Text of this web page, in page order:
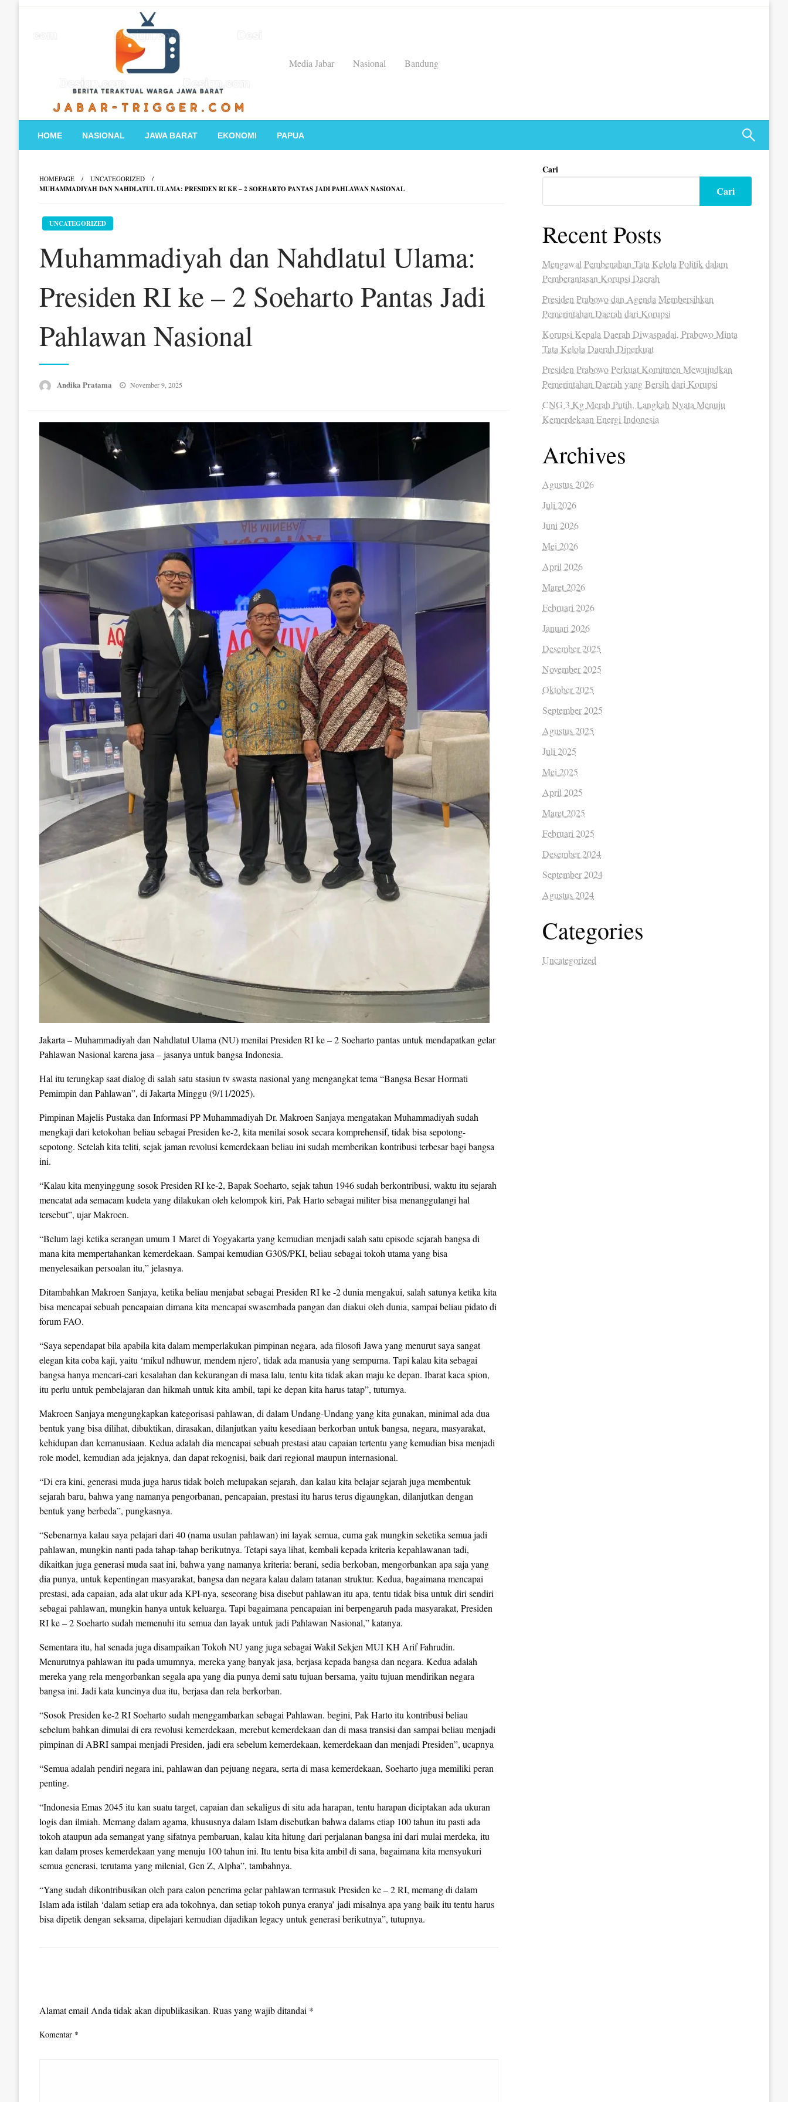
Media Jabar
Nasional Bandung
HOME NASIONAL JAWA BARAT EKONOMI PAPUA
HOMEPAGE UNCATEGORIZED
MUHAMMADIYAH DAN NAHDLATUL ULAMA: PRESIDEN RI KE – 2 SOEHARTO PANTAS JADI PAHLAWAN NASIONAL
UNCATEGORIZED
Muhammadiyah dan Nahdlatul Ulama:
Presiden RI ke – 2 Soeharto Pantas Jadi
Pahlawan Nasional
Andika Pratama
Posted
November 9, 2025
Jakarta – Muhammadiyah dan Nahdlatul Ulama (NU) menilai Presiden RI ke – 2 Soeharto pantas untuk mendapatkan gelar
Pahlawan Nasional karena jasa – jasanya untuk bangsa Indonesia.
Hal itu terungkap saat dialog di salah satu stasiun tv swasta nasional yang mengangkat tema “Bangsa Besar Hormati
Pemimpin dan Pahlawan”, di Jakarta Minggu (9/11/2025).
Pimpinan Majelis Pustaka dan Informasi PP Muhammadiyah Dr. Makroen Sanjaya mengatakan Muhammadiyah sudah
mengkaji dari ketokohan beliau sebagai Presiden ke-2, kita menilai sosok secara komprehensif, tidak bisa sepotong-
sepotong. Setelah kita teliti, sejak jaman revolusi kemerdekaan beliau ini sudah memberikan kontribusi terbesar bagi bangsa
ini.
“Kalau kita menyinggung sosok Presiden RI ke-2, Bapak Soeharto, sejak tahun 1946 sudah berkontribusi, waktu itu sejarah
mencatat ada semacam kudeta yang dilakukan oleh kelompok kiri, Pak Harto sebagai militer bisa menanggulangi hal
tersebut”, ujar Makroen.
“Belum lagi ketika serangan umum 1 Maret di Yogyakarta yang kemudian menjadi salah satu episode sejarah bangsa di
mana kita mempertahankan kemerdekaan. Sampai kemudian G30S/PKI, beliau sebagai tokoh utama yang bisa
menyelesaikan persoalan itu,” jelasnya.
Ditambahkan Makroen Sanjaya, ketika beliau menjabat sebagai Presiden RI ke -2 dunia mengakui, salah satunya ketika kita
bisa mencapai sebuah pencapaian dimana kita mencapai swasembada pangan dan diakui oleh dunia, sampai beliau pidato di
forum FAO.
“Saya sependapat bila apabila kita dalam memperlakukan pimpinan negara, ada filosofi Jawa yang menurut saya sangat
elegan kita coba kaji, yaitu ‘mikul ndhuwur, mendem njero’, tidak ada manusia yang sempurna. Tapi kalau kita sebagai
bangsa hanya mencari-cari kesalahan dan kekurangan di masa lalu, tentu kita tidak akan maju ke depan. Ibarat kaca spion,
itu perlu untuk pembelajaran dan hikmah untuk kita ambil, tapi ke depan kita harus tatap”, tuturnya.
Makroen Sanjaya mengungkapkan kategorisasi pahlawan, di dalam Undang-Undang yang kita gunakan, minimal ada dua
bentuk yang bisa dilihat, dibuktikan, dirasakan, dilanjutkan yaitu kesediaan berkorban untuk bangsa, negara, masyarakat,
kehidupan dan kemanusiaan. Kedua adalah dia mencapai sebuah prestasi atau capaian tertentu yang kemudian bisa menjadi
role model, kemudian ada jejaknya, dan dapat rekognisi, baik dari regional maupun internasional.
“Di era kini, generasi muda juga harus tidak boleh melupakan sejarah, dan kalau kita belajar sejarah juga membentuk
sejarah baru, bahwa yang namanya pengorbanan, pencapaian, prestasi itu harus terus digaungkan, dilanjutkan dengan
bentuk yang berbeda”, pungkasnya.
“Sebenarnya kalau saya pelajari dari 40 (nama usulan pahlawan) ini layak semua, cuma gak mungkin seketika semua jadi
pahlawan, mungkin nanti pada tahap-tahap berikutnya. Tetapi saya lihat, kembali kepada kriteria kepahlawanan tadi,
dikaitkan juga generasi muda saat ini, bahwa yang namanya kriteria: berani, sedia berkoban, mengorbankan apa saja yang
dia punya, untuk kepentingan masyarakat, bangsa dan negara kalau dalam tatanan struktur. Kedua, bagaimana mencapai
prestasi, ada capaian, ada alat ukur ada KPI-nya, seseorang bisa disebut pahlawan itu apa, tentu tidak bisa untuk diri sendiri
sebagai pahlawan, mungkin hanya untuk keluarga. Tapi bagaimana pencapaian ini berpengaruh pada masyarakat, Presiden
RI ke – 2 Soeharto sudah memenuhi itu semua dan layak untuk jadi Pahlawan Nasional,” katanya.
Sementara itu, hal senada juga disampaikan Tokoh NU yang juga sebagai Wakil Sekjen MUI KH Arif Fahrudin.
Menurutnya pahlawan itu pada umumnya, mereka yang banyak jasa, berjasa kepada bangsa dan negara. Kedua adalah
mereka yang rela mengorbankan segala apa yang dia punya demi satu tujuan bersama, yaitu tujuan mendirikan negara
bangsa ini. Jadi kata kuncinya dua itu, berjasa dan rela berkorban.
“Sosok Presiden ke-2 RI Soeharto sudah menggambarkan sebagai Pahlawan. begini, Pak Harto itu kontribusi beliau
sebelum bahkan dimulai di era revolusi kemerdekaan, merebut kemerdekaan dan di masa transisi dan sampai beliau menjadi
pimpinan di ABRI sampai menjadi Presiden, jadi era sebelum kemerdekaan, kemerdekaan dan menjadi Presiden”, ucapnya
“Semua adalah pendiri negara ini, pahlawan dan pejuang negara, serta di masa kemerdekaan, Soeharto juga memiliki peran
penting.
“Indonesia Emas 2045 itu kan suatu target, capaian dan sekaligus di situ ada harapan, tentu harapan diciptakan ada ukuran
logis dan ilmiah. Memang dalam agama, khususnya dalam Islam disebutkan bahwa dalams etiap 100 tahun itu pasti ada
tokoh ataupun ada semangat yang sifatnya pembaruan, kalau kita hitung dari perjalanan bangsa ini dari mulai merdeka, itu
kan dalam proses kemerdekaan yang menuju 100 tahun ini. Itu tentu bisa kita ambil di sana, bagaimana kita mensyukuri
semua generasi, terutama yang milenial, Gen Z, Alpha”, tambahnya.
“Yang sudah dikontribusikan oleh para calon penerima gelar pahlawan termasuk Presiden ke – 2 RI, memang di dalam
Islam ada istilah ‘dalam setiap era ada tokohnya, dan setiap tokoh punya eranya’ jadi misalnya apa yang baik itu tentu harus
bisa dipetik dengan seksama, dipelajari kemudian dijadikan legacy untuk generasi berikutnya”, tutupnya.
Alamat email Anda tidak akan dipublikasikan. Ruas yang wajib ditandai *
Komentar *
Cari
Cari
Recent Posts
Mengawal Pembenahan Tata Kelola Politik dalam
Pemberantasan Korupsi Daerah
Presiden Prabowo dan Agenda Membersihkan
Pemerintahan Daerah dari Korupsi
Korupsi Kepala Daerah Diwaspadai, Prabowo Minta
Tata Kelola Daerah Diperkuat
Presiden Prabowo Perkuat Komitmen Mewujudkan
Pemerintahan Daerah yang Bersih dari Korupsi
CNG 3 Kg Merah Putih, Langkah Nyata Menuju
Kemerdekaan Energi Indonesia
Archives
Agustus 2026
Juli 2026
Juni 2026
Mei 2026
April 2026
Maret 2026
Februari 2026
Januari 2026
Desember 2025
November 2025
Oktober 2025
September 2025
Agustus 2025
Juli 2025
Mei 2025
April 2025
Maret 2025
Februari 2025
Desember 2024
September 2024
Agustus 2024
Categories
Uncategorized